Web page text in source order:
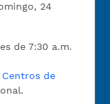
24
de 7:30 a.m.
Centros de